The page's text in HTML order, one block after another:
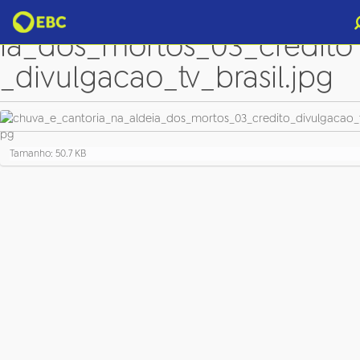
chuva_e_cantoria_na_alde
ia_dos_mortos_03_credito
_divulgacao_tv_brasil.jpg
C
l
Tamanho: 50.7 KB